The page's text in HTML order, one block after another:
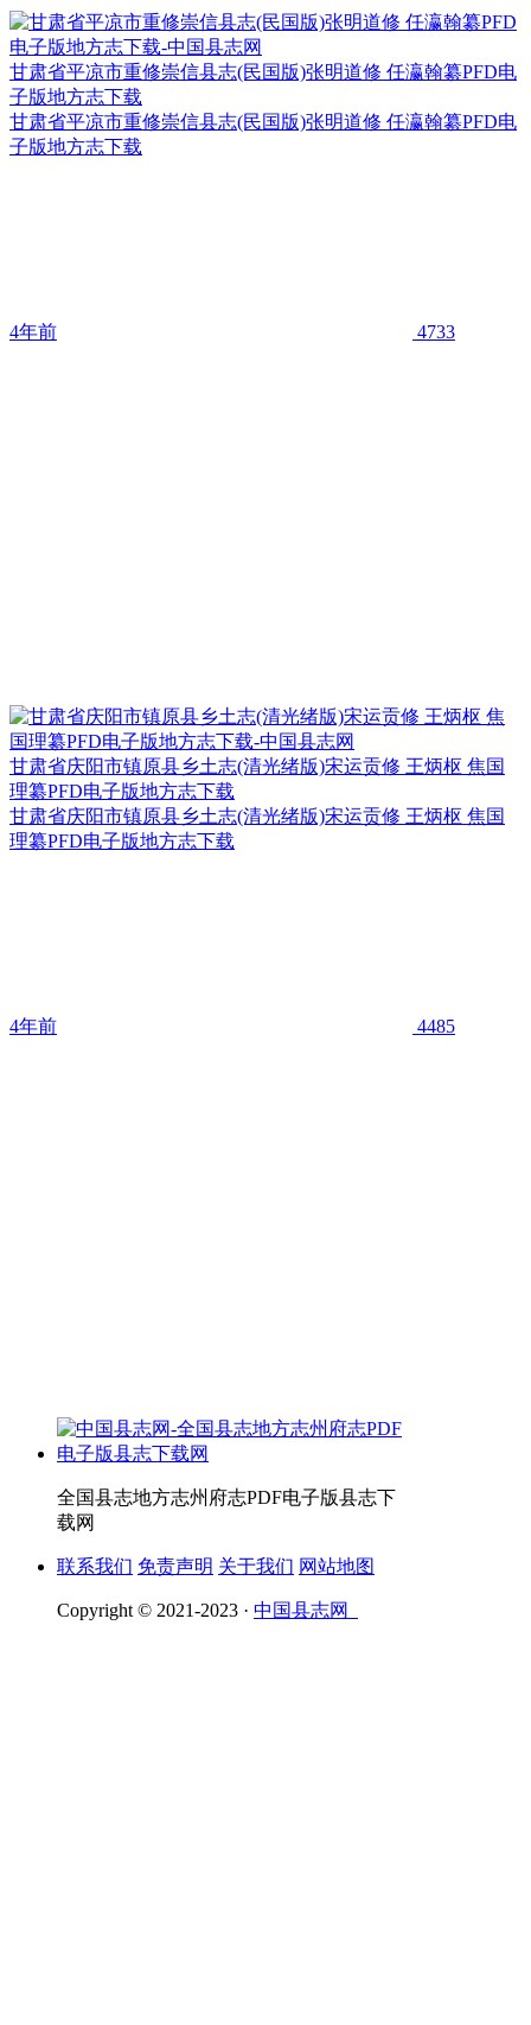
甘肃省平凉市重修崇信县志(民国版)张明道修 任瀛翰纂PFD电
子版地方志下载
甘肃省平凉市重修崇信县志(民国版)张明道修 任瀛翰纂PFD电
子版地方志下载
4年前 4733
甘肃省庆阳市镇原县乡土志(清光绪版)宋运贡修 王炳枢 焦国
理纂PFD电子版地方志下载
甘肃省庆阳市镇原县乡土志(清光绪版)宋运贡修 王炳枢 焦国
理纂PFD电子版地方志下载
4年前 4485
全国县志地方志州府志PDF电子版县志下
载网
联系我们 免责声明 关于我们 网站地图
Copyright © 2021-2023 · 中国县志网